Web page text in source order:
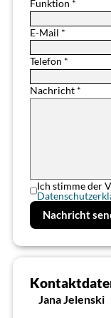
Funktion *
E-Mail *
Telefon *
Nachricht *
Ich stimme der
>
Jana Jelenski